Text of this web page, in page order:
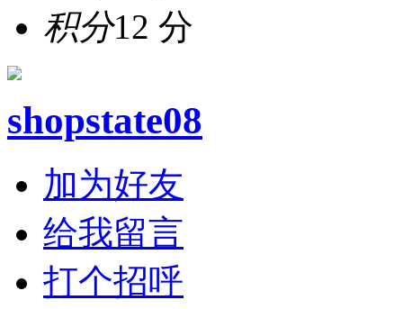
积分12 分
shopstate08
加为好友
给我留言
打个招呼